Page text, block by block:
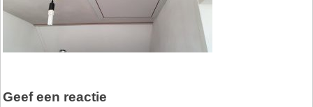
Geef een reactie